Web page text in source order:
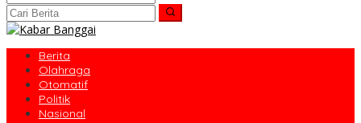
Berita
Olahraga
Otomatif
Politik
Nasional